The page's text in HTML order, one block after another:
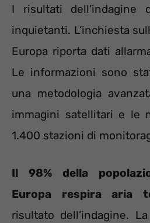
I risultati dell’indagine
inquietanti. L’inchiesta
Europa riporta dati
Le informazioni sono
una metodologia
immagini satellitari e le
1.400 stazioni di
Il 98% della
Europa respira aria
risultato dell’indagine.